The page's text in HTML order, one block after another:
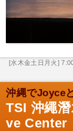
[水木金土日月火]
沖縄でJoyce
TSI 沖繩
ve Center